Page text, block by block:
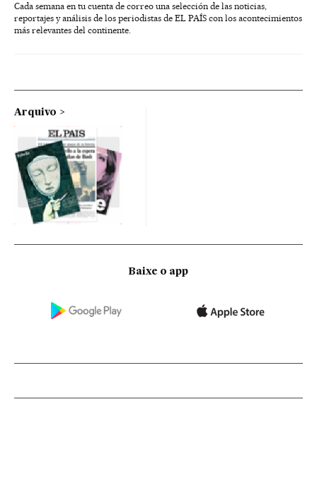
Cada semana en tu cuenta de correo una selección de las noticias,
reportajes y análisis de los periodistas de EL PAÍS con los acontecimientos
más relevantes del continente.
Arquivo
Baixe o app